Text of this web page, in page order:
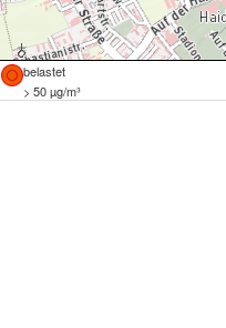
belastet
> 50 µg/m³